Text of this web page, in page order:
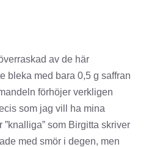
av de här
bleka med bara 0,5 g saffran
förhöjer verkligen
som jag vill ha mina
som Birgitta skriver
med smör i degen, men